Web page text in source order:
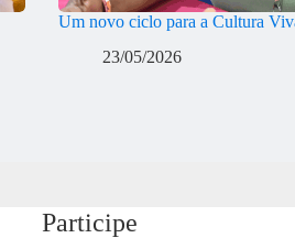
Um novo ciclo para a Cultura
23/05/2026
Participe